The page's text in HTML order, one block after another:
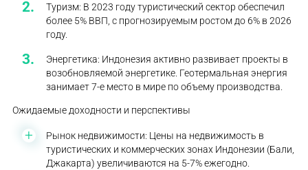
Туризм: В 2023 году туристический сектор обеспечил
более 5% ВВП, с прогнозируемым ростом до 6% в 2026
году.
Энергетика: Индонезия активно развивает проекты в
возобновляемой энергетике. Геотермальная энергия
занимает 7-е место в мире по объему производства.
Ожидаемые доходности и перспективы
Рынок недвижимости: Цены на недвижимость в
туристических и коммерческих зонах Индонезии (Бали,
Джакарта) увеличиваются на 5-7% ежегодно.